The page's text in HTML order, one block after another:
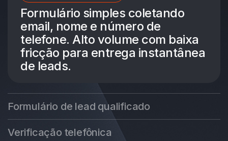
Formulário simples coletando
email, nome e número de
telefone. Alto volume com baixa
fricção para entrega instantânea
de leads.
Formulário de lead qualificado
Verificação telefônica